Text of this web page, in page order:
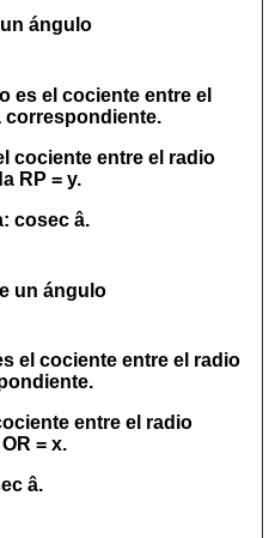
ángulo
es el cociente entre el
correspondiente.
cociente entre el radio
RP = y.
cosec â.
un ángulo
el cociente entre el radio
entre el radio
OR = x.
â.